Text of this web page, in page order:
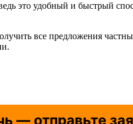
это удобный и быстрый
все предложения